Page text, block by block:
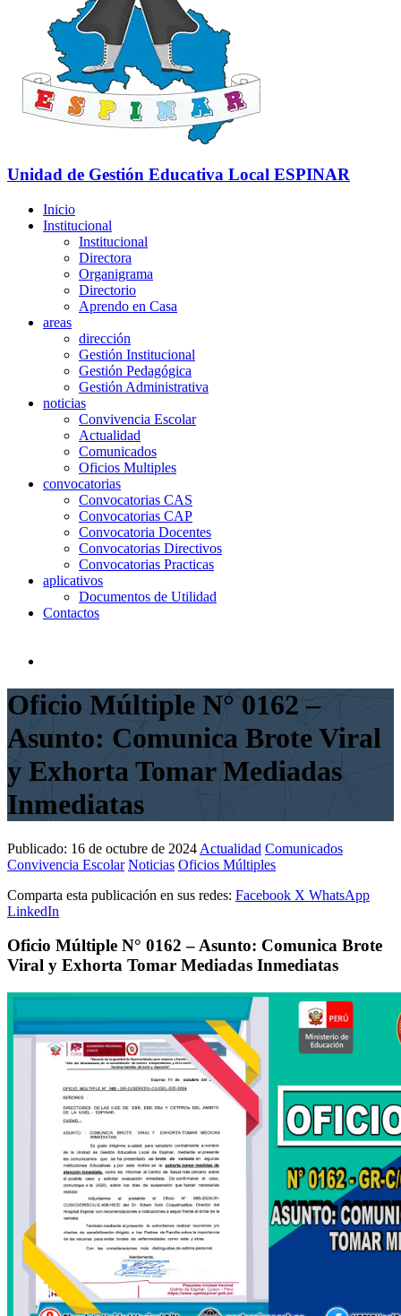
Unidad de Gestión Educativa Local ESPINAR
Inicio
Institucional
Institucional
Directora
Organigrama
Directorio
Aprendo en Casa
areas
dirección
Gestión Institucional
Gestión Pedagógica
Gestión Administrativa
noticias
Convivencia Escolar
Actualidad
Comunicados
Oficios Multiples
convocatorias
Convocatorias CAS
Convocatorias CAP
Convocatoria Docentes
Convocatorias Directivos
Convocatorias Practicas
aplicativos
Documentos de Utilidad
Contactos
Oficio Múltiple N° 0162 –
Asunto: Comunica Brote Viral
y Exhorta Tomar Mediadas
Inmediatas
Publicado: 16 de octubre de 2024 Actualidad Comunicados
Convivencia Escolar Noticias Oficios Múltiples
Comparta esta publicación en sus redes: Facebook X WhatsApp
LinkedIn
Oficio Múltiple N° 0162 – Asunto: Comunica Brote
Viral y Exhorta Tomar Mediadas Inmediatas